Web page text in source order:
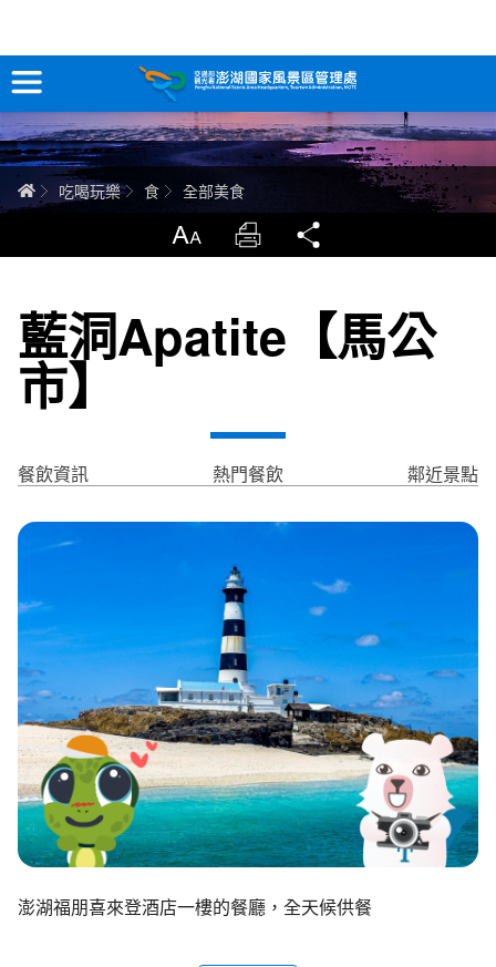
跳
到
主
要
內
容
訊息專區
關於澎湖
智慧觀光情報站
永續旅遊
網站導覽 兒童版
環境教育網 行政資訊網
臉書粉絲團
首長信箱
日本語 Tiếng Việt
ไทย Bahasa indonesia
全部美食
首頁吃喝玩樂 食 全部美食
放大 列印
藍洞Apatite【馬公
市】
餐飲資訊 熱門餐飲 鄰近景點
澎湖福朋喜來登酒店一樓的餐廳，全天候供餐